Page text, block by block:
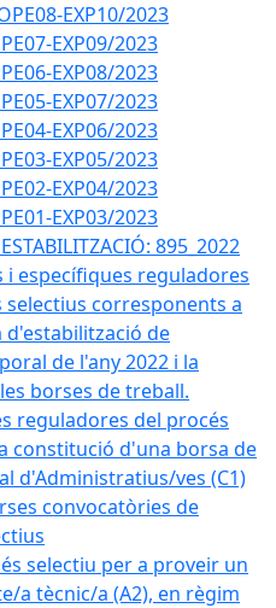
EXP10/2023
EXP09/2023
EXP08/2023
EXP07/2023
EXP06/2023
EXP05/2023
EXP04/2023
EXP03/2023
895_2022
i específiques reguladores
selectius corresponents a
de
de l'any 2022 i la
borses de treball.
reguladores del procés
constitució d'una borsa de
d'Administratius/ves (C1)
convocatòries de
selectiu per a proveir un
a tècnic/a (A2), en règim